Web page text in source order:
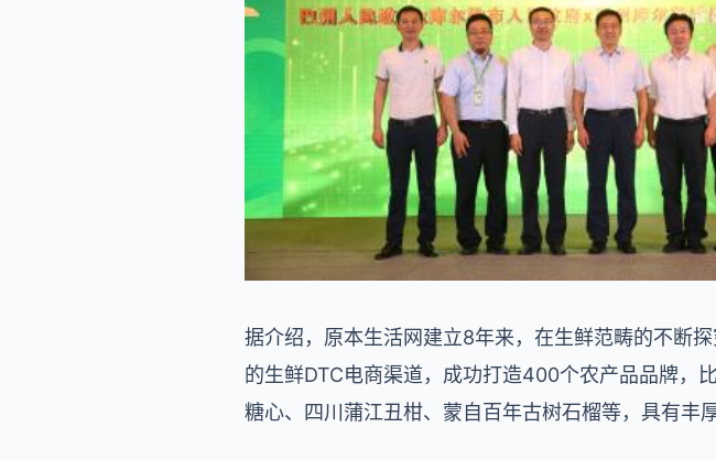
据介绍，原本生活网建立8年来，在生鲜范畴的不断
的生鲜DTC电商渠道，成功打造400个农产品品牌，
糖心、四川蒲江丑柑、蒙自百年古树石榴等，具有丰